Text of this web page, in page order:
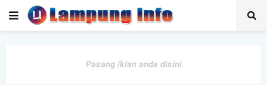
Pasang iklan anda disini